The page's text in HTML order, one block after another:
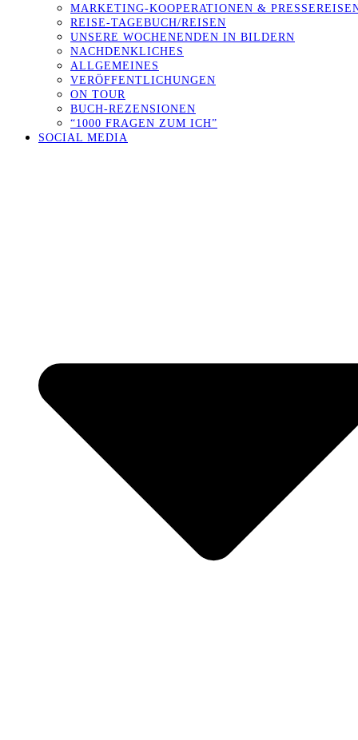
MARKETING-KOOPERATIONEN &
REISE-TAGEBUCH/REISEN
UNSERE WOCHENENDEN IN BILDERN
NACHDENKLICHES
ALLGEMEINES
VERÖFFENTLICHUNGEN
ON TOUR
BUCH-REZENSIONEN
“1000 FRAGEN ZUM ICH”
SOCIAL MEDIA